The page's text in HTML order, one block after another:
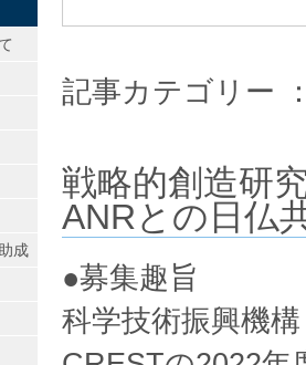
記事カテゴリー
戦略的創造研
ANRとの日仏
●募集趣旨
科学技術振興機
成